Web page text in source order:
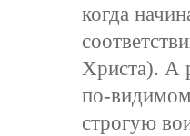
когда
Христа). А
по-
строгую